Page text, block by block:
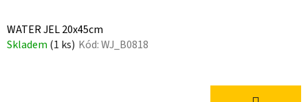
WATER JEL 20x45cm
Skladem (1 ks) Kód:WJ_B0818